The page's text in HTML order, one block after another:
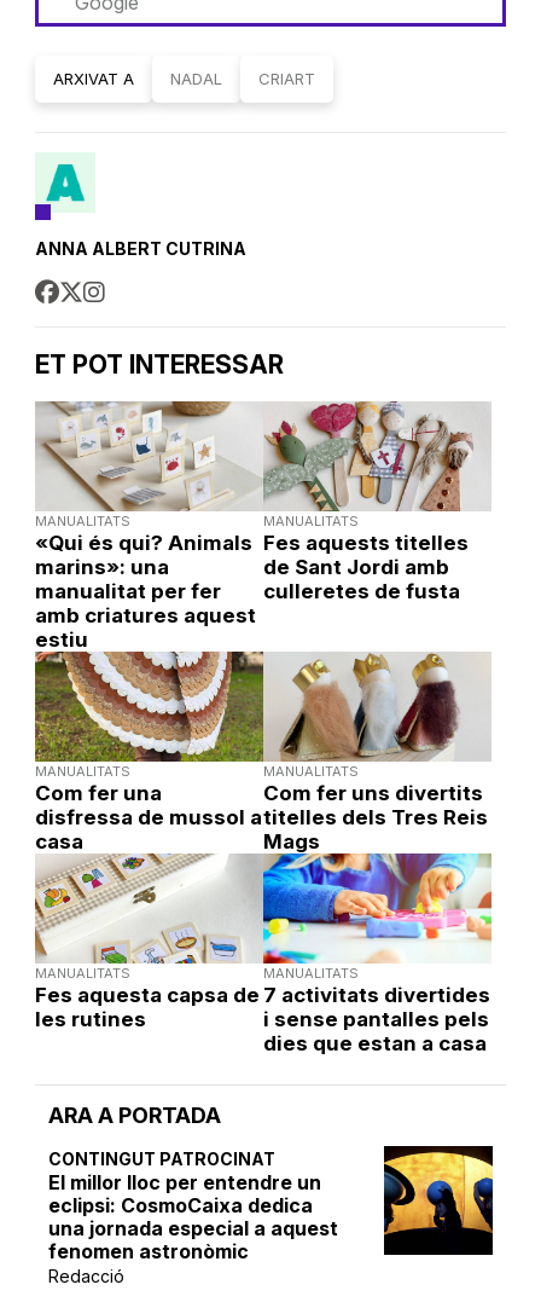
ARA A PORTADA
CONTINGUT PATROCINAT
El millor lloc per entendre un
eclipsi: CosmoCaixa dedica
una jornada especial a aquest
fenomen astronòmic
Redacció
ARXIVAT A NADAL CRIART
ANNA ALBERT CUTRINA
ET POT INTERESSAR
MANUALITATS
«Qui és qui? Animals
marins»: una
manualitat per fer
amb criatures aquest
estiu
MANUALITATS
Fes aquests titelles
de Sant Jordi amb
culleretes de fusta
MANUALITATS
Com fer una
disfressa de mussol a
casa
MANUALITATS
Com fer uns divertits
titelles dels Tres Reis
Mags
MANUALITATS
Fes aquesta capsa de
les rutines
MANUALITATS
7 activitats divertides
i sense pantalles pels
dies que estan a casa